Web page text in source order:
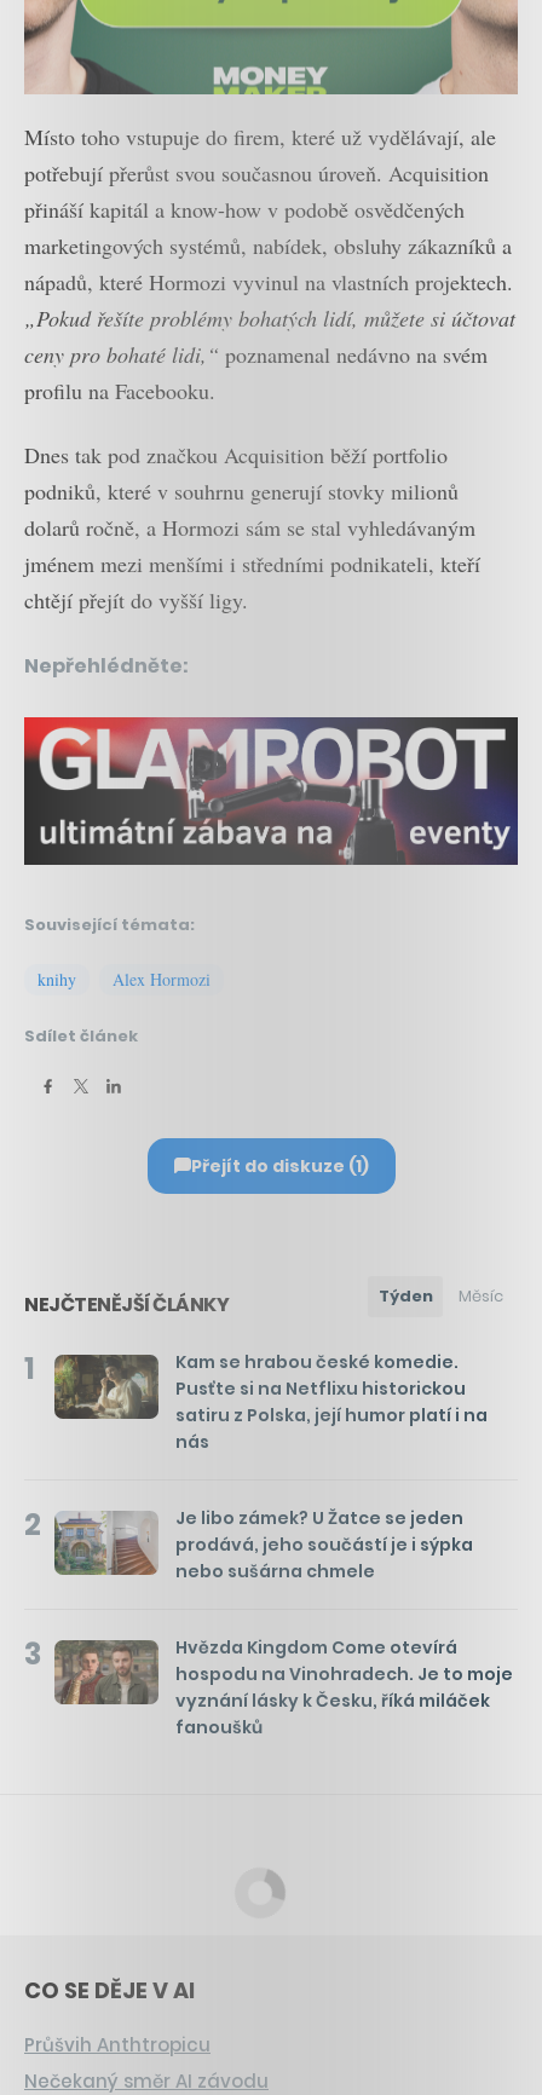
Místo toho vstupuje do firem, které už vydělávají, ale
potřebují přerůst svou současnou úroveň. Acquisition
přináší kapitál a know-how v podobě osvědčených
marketingových systémů, nabídek, obsluhy zákazníků a
nápadů, které Hormozi vyvinul na vlastních projektech.
„Pokud řešíte problémy bohatých lidí, můžete si účtovat
ceny pro bohaté lidi,“ poznamenal nedávno na svém
profilu na Facebooku.
Dnes tak pod značkou Acquisition běží portfolio
podniků, které v souhrnu generují stovky milionů
dolarů ročně, a Hormozi sám se stal vyhledávaným
jménem mezi menšími i středními podnikateli, kteří
chtějí přejít do vyšší ligy.
Nepřehlédněte:
Související témata:
knihy Alex Hormozi
Sdílet článek
Přejít do diskuze (1)
NEJČTENĚJŠÍ ČLÁNKY Týden Měsíc
1
Kam se hrabou české komedie.
Pusťte si na Netflixu historickou
satiru z Polska, její humor platí i na
nás
2
Je libo zámek? U Žatce se jeden
prodává, jeho součástí je i sýpka
nebo sušárna chmele
3
Hvězda Kingdom Come otevírá
hospodu na Vinohradech. Je to moje
vyznání lásky k Česku, říká miláček
fanoušků
CO SE DĚJE V AI
Průšvih Anthtropicu
Nečekaný směr AI závodu